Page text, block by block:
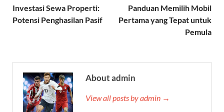
Investasi Sewa Properti:
Potensi Penghasilan Pasif
Panduan Memilih Mobil
Pertama yang Tepat untuk
Pemula
About admin
View all posts by admin →